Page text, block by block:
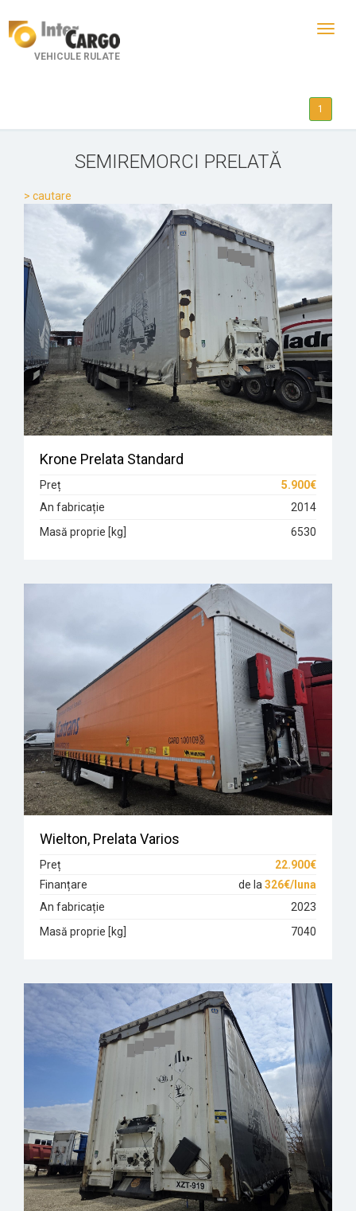
VEHICULE RULATE
1
SEMIREMORCI PRELATĂ
> cautare
Krone Prelata Standard
Preț
5.900€
An fabricație
2014
Masă proprie [kg]
6530
Wielton, Prelata Varios
Preț
22.900€
Finanțare
de la 326€/luna
An fabricație
2023
Masă proprie [kg]
7040